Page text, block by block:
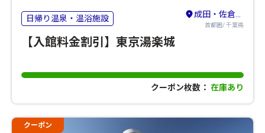
日帰り温泉・温浴施設 成田・佐倉・八街
首都圏/ 千葉県
【入館料金割引】東京湯楽城
クーポン枚数： 在庫あり
クーポン